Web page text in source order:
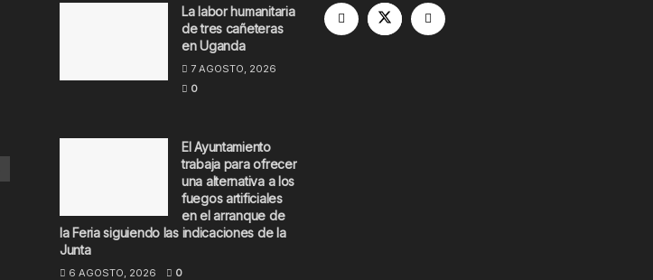
La labor humanitaria
de tres cañeteras
en Uganda
7 AGOSTO, 2026
0
El Ayuntamiento
trabaja para ofrecer
una alternativa a los
fuegos artificiales
en el arranque de
la Feria siguiendo las indicaciones de la
Junta
6 AGOSTO, 2026 0